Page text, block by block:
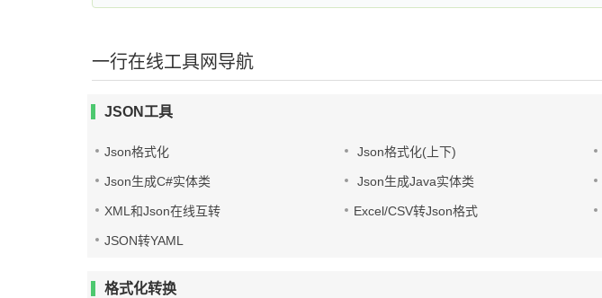
一行在线工具网导航
JSON工具
Json格式化 Json格式化(上下)
Json生成C#实体类 Json生成Java实体类
XML和Json在线互转 Excel/CSV转Json格式
JSON转YAML
格式化转换